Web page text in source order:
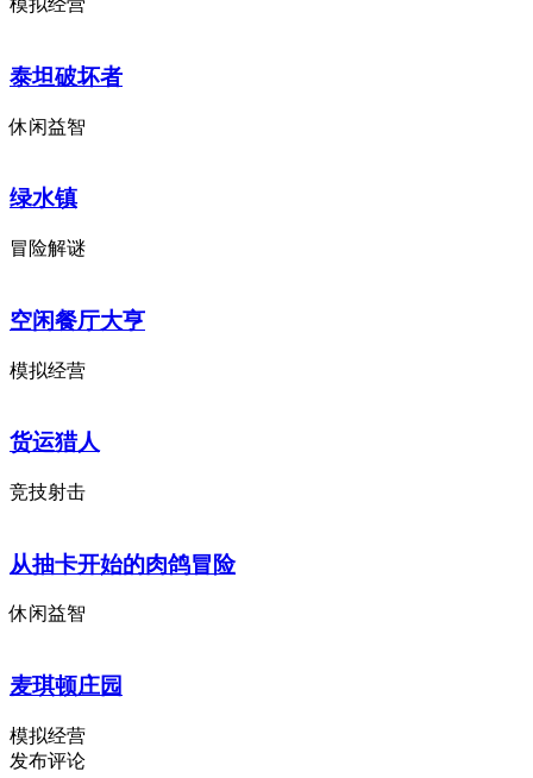
模拟经营
泰坦破坏者
休闲益智
绿水镇
冒险解谜
空闲餐厅大亨
模拟经营
货运猎人
竞技射击
从抽卡开始的肉鸽冒险
休闲益智
麦琪顿庄园
模拟经营
发布评论